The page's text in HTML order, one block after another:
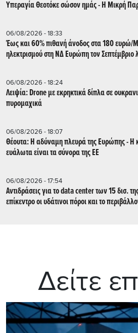
Υπεραγία Θεοτόκε σώσον ημάς - Η Μικρή
06/08/2026 - 18:33
Έως και 60% πιθανή άνοδος στα 180 ευρώ/
ηλεκτρισμού στη ΝΔ Ευρώπη τον
06/08/2026 - 18:24
Λειψία: Drone με εκρηκτικά δίπλα σε
πυρομαχικά
06/08/2026 - 18:07
Θέουτα: Η αδύναμη πλευρά της Ευρώπης -
ευάλωτα είναι τα σύνορα της ΕΕ
06/08/2026 - 17:54
Αντιδράσεις για το data center των 15 δισ. της Google στην
επίκεντρο οι υδάτινοι πόροι και το
Δείτε